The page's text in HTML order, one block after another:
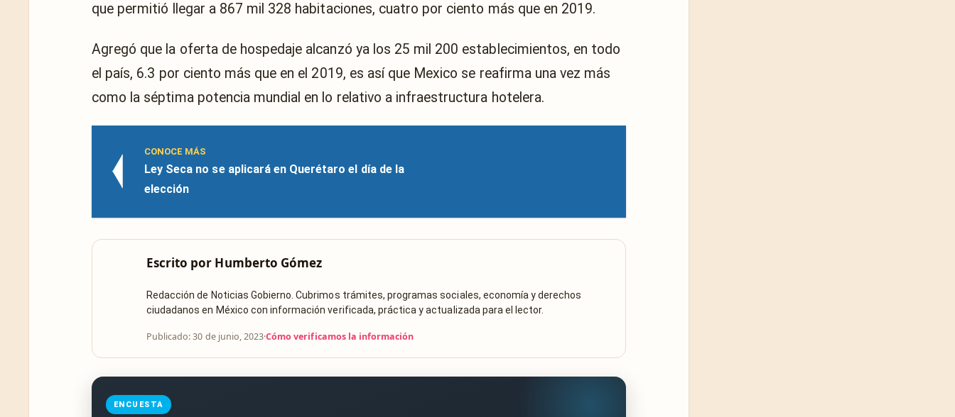
que permitió llegar a 867 mil 328 habitaciones, cuatro por ciento más que en 2019.
Agregó que la oferta de hospedaje alcanzó ya los 25 mil 200 establecimientos, en todo
el país, 6.3 por ciento más que en el 2019, es así que Mexico se reafirma una vez más
como la séptima potencia mundial en lo relativo a infraestructura hotelera.
CONOCE MÁS
Ley Seca no se aplicará en Querétaro el día de la
elección
Escrito por Humberto Gómez
Redacción de Noticias Gobierno. Cubrimos trámites, programas sociales, economía y derechos
ciudadanos en México con información verificada, práctica y actualizada para el lector.
Publicado: 30 de junio, 2023·Cómo verificamos la información
ENCUESTA